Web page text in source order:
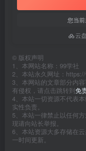
您当
云
© 版权声明
1、本网站名称：99学社
2、本站永久网址：
3、本网站的文章部分内
有侵权，请点击跳转到免
4、本站一切资源不代表
实性负责。
5、本站一律禁止以任何
现请向站长举报。
6、本站资源大多存储在
一时间更新。